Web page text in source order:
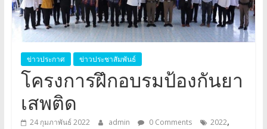
อุปถัมภ์
Klangyai
ข่าวประกาศ ข่าวประชาสัมพันธ์
โครงการฝึกอบรมป้องกันยา
เสพติด
24 กุมภาพันธ์ 2022 admin 0 Comments 2022,